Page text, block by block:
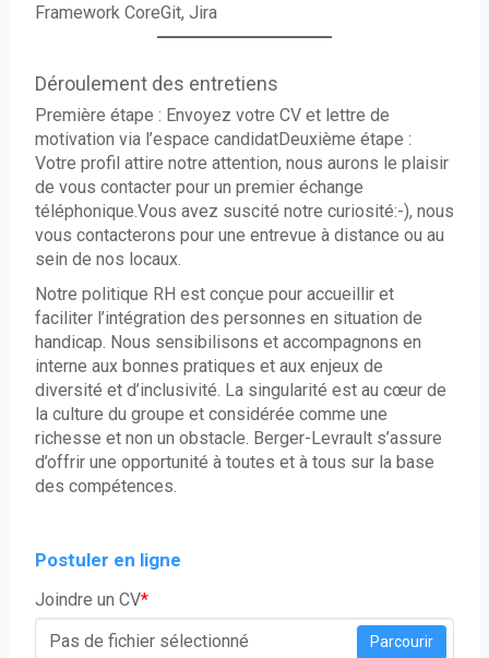
Framework CoreGit, Jira
Déroulement des entretiens
Première étape : Envoyez votre CV et lettre de
motivation via l’espace candidatDeuxième étape :
Votre profil attire notre attention, nous aurons le plaisir
de vous contacter pour un premier échange
téléphonique.Vous avez suscité notre curiosité:-), nous
vous contacterons pour une entrevue à distance ou au
sein de nos locaux.
Notre politique RH est conçue pour accueillir et
faciliter l’intégration des personnes en situation de
handicap. Nous sensibilisons et accompagnons en
interne aux bonnes pratiques et aux enjeux de
diversité et d’inclusivité. La singularité est au cœur de
la culture du groupe et considérée comme une
richesse et non un obstacle. Berger-Levrault s’assure
d’offrir une opportunité à toutes et à tous sur la base
des compétences.
Postuler en ligne
Joindre un CV*
Pas de fichier sélectionné
Parcourir